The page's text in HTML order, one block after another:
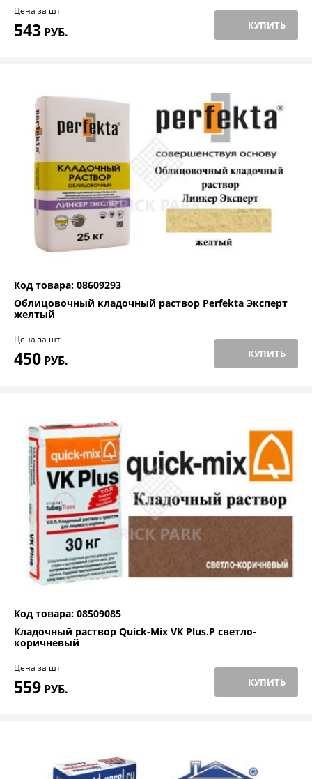
Цена за шт
543 РУБ. КУПИТЬ
Код товара: 08609293
Облицовочный кладочный раствор Perfekta Эксперт
желтый
Цена за шт
450 РУБ. КУПИТЬ
Код товара: 08509085
Кладочный раствор Quick-Mix VK Plus.P светло-
коричневый
Цена за шт
559 РУБ. КУПИТЬ